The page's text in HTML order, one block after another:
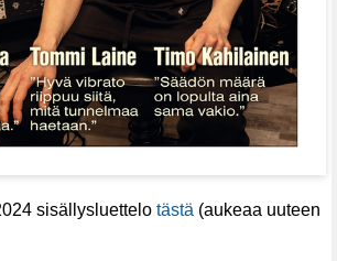
sisällysluettelo tästä (aukeaa uuteen